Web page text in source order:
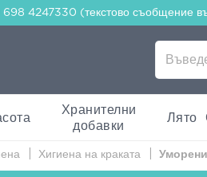
4247330 (текстово съобщение
Хранителни
добавки
Лято
Хигиена на краката